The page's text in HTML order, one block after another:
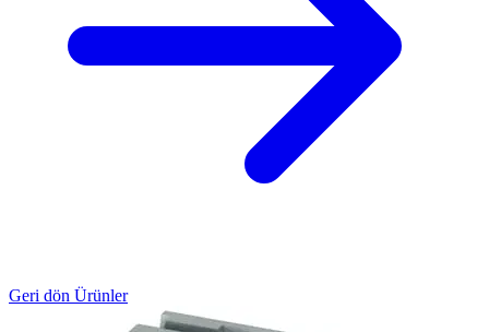
Geri dön Ürünler